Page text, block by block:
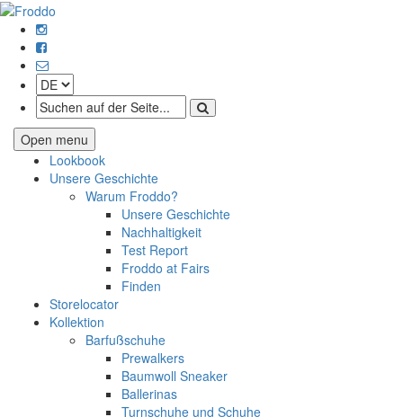
Open menu
Lookbook
Unsere Geschichte
Warum Froddo?
Unsere Geschichte
Nachhaltigkeit
Test Report
Froddo at Fairs
Finden
Storelocator
Kollektion
Barfußschuhe
Prewalkers
Baumwoll Sneaker
Ballerinas
Turnschuhe und Schuhe